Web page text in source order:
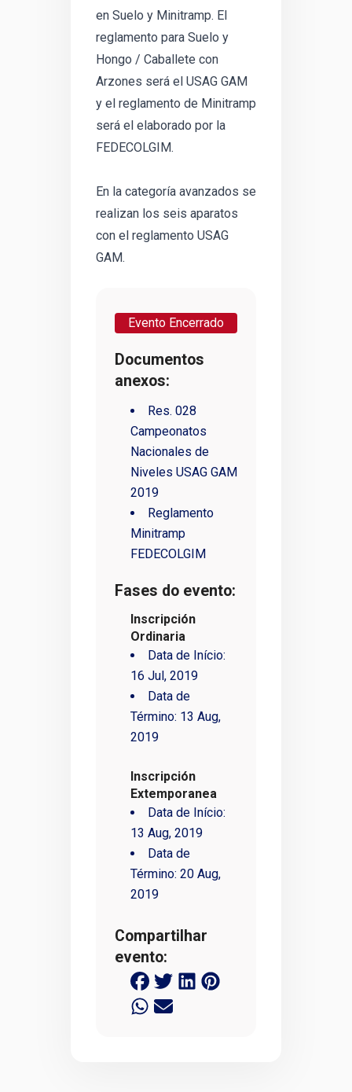
en Suelo y Minitramp. El
reglamento para Suelo y
Hongo / Caballete con
Arzones será el USAG GAM
y el reglamento de Minitramp
será el elaborado por la
FEDECOLGIM.
En la categoría avanzados se
realizan los seis aparatos
con el reglamento USAG
GAM.
Evento Encerrado
Documentos
anexos:
Res. 028
Campeonatos
Nacionales de
Niveles USAG GAM
2019
Reglamento
Minitramp
FEDECOLGIM
Fases do evento:
Inscripción
Ordinaria
Data de Início:
16 Jul, 2019
Data de
Término: 13 Aug,
2019
Inscripción
Extemporanea
Data de Início:
13 Aug, 2019
Data de
Término: 20 Aug,
2019
Compartilhar
evento: